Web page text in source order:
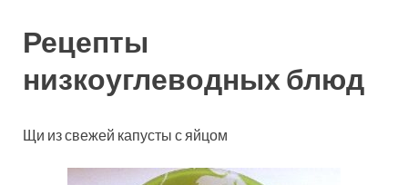
Рецепты
низкоуглеводных блюд
Щи из свежей капусты с яйцом